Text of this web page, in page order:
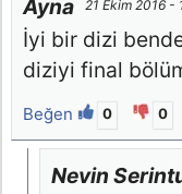
Ayna 21 Ekim 2016 -
İyi bir dizi
diziyi final
Beğen 0 0
Nevin